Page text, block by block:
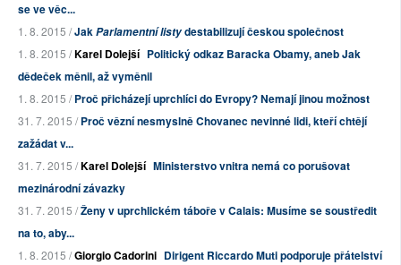
se ve věc...
1. 8. 2015 /JakParlamentní listydestabilizují českou společnost
1. 8. 2015 /Karel Dolejší Politický odkaz Baracka Obamy, aneb Jak
dědeček měnil, až vyměnil
1. 8. 2015 /Proč přicházejí uprchlíci do Evropy? Nemají jinou možnost
31. 7. 2015 /Proč vězní nesmyslně Chovanec nevinné lidi, kteří chtějí
zažádat v...
31. 7. 2015 /Karel Dolejší Ministerstvo vnitra nemá co porušovat
mezinárodní závazky
31. 7. 2015 /Ženy v uprchlickém táboře v Calais: Musíme se soustředit
na to, aby...
1. 8. 2015 /Giorgio Cadorini Dirigent Riccardo Muti podporuje přátelství